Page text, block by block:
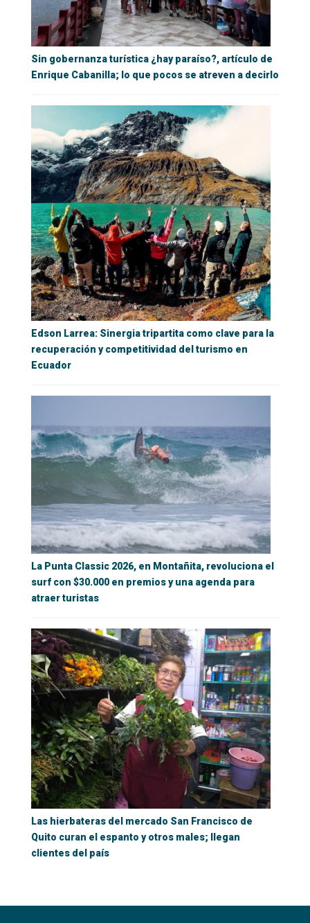
Sin gobernanza turística ¿hay paraíso?, artículo de
Enrique Cabanilla; lo que pocos se atreven a decirlo
Edson Larrea: Sinergia tripartita como clave para la
recuperación y competitividad del turismo en
Ecuador
La Punta Classic 2026, en Montañita, revoluciona el
surf con $30.000 en premios y una agenda para
atraer turistas
Las hierbateras del mercado San Francisco de
Quito curan el espanto y otros males; llegan
clientes del país